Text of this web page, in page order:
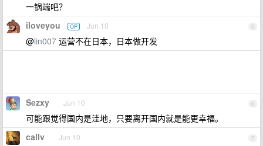
一锅端吧？
5
iloveyou OP Jun 10
@lin007 运营不在日本，日本做开发
6
Sezxy Jun 10
可能跟觉得国内是洼地，只要离开国内就是能更幸福。
7
callv Jun 10